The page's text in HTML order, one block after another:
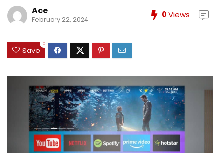
Ace
February 22, 2024 0Views
Save
0